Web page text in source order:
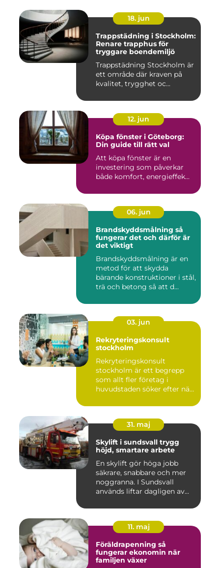
18. jun
Trappstädning i Stockholm:
Renare trapphus för
tryggare boendemiljö
Trappstädning Stockholm är
ett område där kraven på
kvalitet, trygghet oc...
12. jun
Köpa fönster i Göteborg:
Din guide till rätt val
Att köpa fönster är en
investering som påverkar
både komfort, energieffek...
06. jun
Brandskyddsmålning så
fungerar det och därför är
det viktigt
Brandskyddsmålning är en
metod för att skydda
bärande konstruktioner i stål,
trä och betong så att d...
03. jun
Rekryteringskonsult
stockholm
Rekryteringskonsult
stockholm är ett begrepp
som allt fler företag i
huvudstaden söker efter när
31. maj
Skylift i sundsvall trygg
höjd, smartare arbete
En skylift gör höga jobb
säkrare, snabbare och mer
noggranna. I Sundsvall
används liftar dagligen av...
11. maj
Föräldrapenning så
fungerar ekonomin när
familjen växer